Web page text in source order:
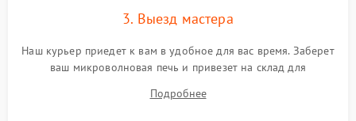
3. Выезд мастера
Наш курьер приедет к вам в удобное для вас время. Заберет
ваш микроволновая печь и привезет на склад для
Подробнее